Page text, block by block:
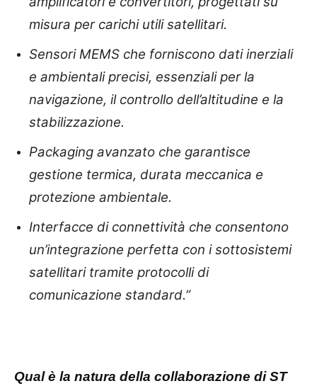
misura per carichi utili satellitari.
Sensori MEMS che forniscono dati inerziali
e ambientali precisi, essenziali per la
navigazione, il controllo dell’altitudine e la
stabilizzazione.
Packaging avanzato che garantisce
gestione termica, durata meccanica e
protezione ambientale.
Interfacce di connettività che consentono
un’integrazione perfetta con i sottosistemi
satellitari tramite protocolli di
comunicazione standard.”
Qual è la natura della collaborazione di ST